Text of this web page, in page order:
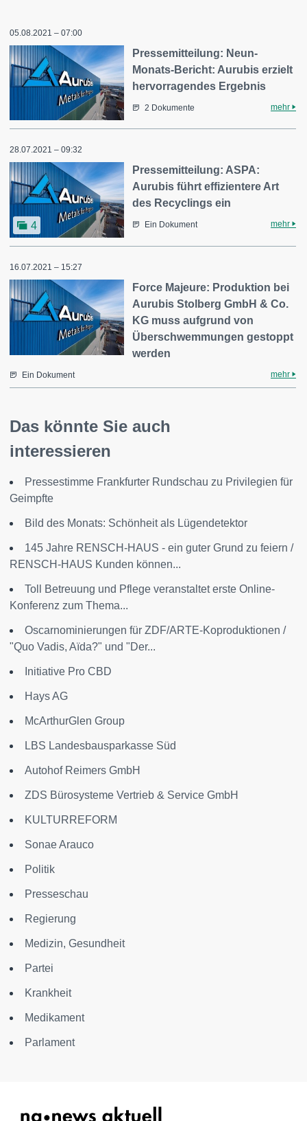
05.08.2021 – 07:00
Pressemitteilung: Neun-
Monats-Bericht: Aurubis erzielt
hervorragendes Ergebnis
2 Dokumente mehr
28.07.2021 – 09:32
4
Pressemitteilung: ASPA:
Aurubis führt effizientere Art
des Recyclings ein
Ein Dokument mehr
16.07.2021 – 15:27
Force Majeure: Produktion bei
Aurubis Stolberg GmbH & Co.
KG muss aufgrund von
Überschwemmungen gestoppt
werden
Ein Dokument mehr
Das könnte Sie auch
interessieren
Pressestimme Frankfurter Rundschau zu Privilegien für
Geimpfte
Bild des Monats: Schönheit als Lügendetektor
145 Jahre RENSCH-HAUS - ein guter Grund zu feiern /
RENSCH-HAUS Kunden können...
Toll Betreuung und Pflege veranstaltet erste Online-
Konferenz zum Thema...
Oscarnominierungen für ZDF/ARTE-Koproduktionen /
"Quo Vadis, Aïda?" und "Der...
Initiative Pro CBD
Hays AG
McArthurGlen Group
LBS Landesbausparkasse Süd
Autohof Reimers GmbH
ZDS Bürosysteme Vertrieb & Service GmbH
KULTURREFORM
Sonae Arauco
Politik
Presseschau
Regierung
Medizin, Gesundheit
Partei
Krankheit
Medikament
Parlament